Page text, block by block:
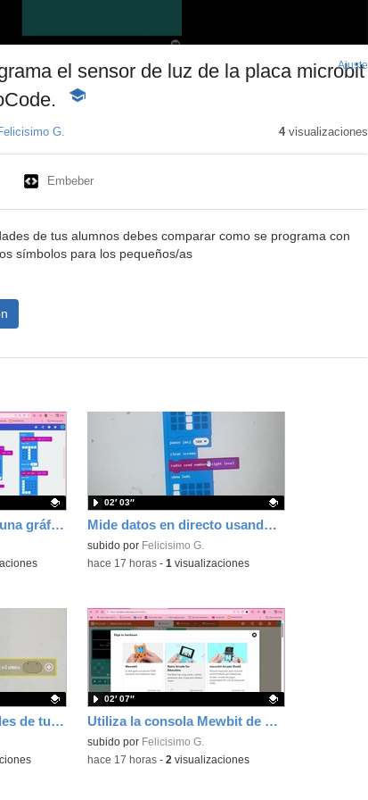
el sensor de luz de la placa microbit
-
Ajuste
G. 4visualizaciones
Embeber
de tus alumnos debes comparar como se programa con
símbolos para los pequeños/as
Recoge los datos en una gráfica programando tu placa microbit con MakeCode y conoce la Tª y nivel de luz en este eclipse Mide datos en directo usando tu placa microbit y programando con MakeCode dos placas conectadas por radio
Contenido educativo.
subido por Felicisimo G.
02′ 03″
-hace 17 horas- 1 visualizaciones
Utiliza las posibilidades de tu microbit programando com MakeCode para medir temperatura y nivel de luz con Datalogger Utiliza la consola Mewbit de Kittenbot para llevar tus juegos arcade de MakeCode a tu mano
Contenido educativo.
subido por Felicisimo G.
02′ 07″
-hace 17 horas- 2 visualizaciones